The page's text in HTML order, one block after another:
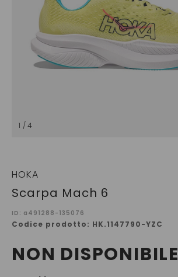
1 / 4
HOKA
Scarpa Mach 6
ID: a491288-135076
Codice prodotto: HK.1147790-YZC
NON DISPONIBILE